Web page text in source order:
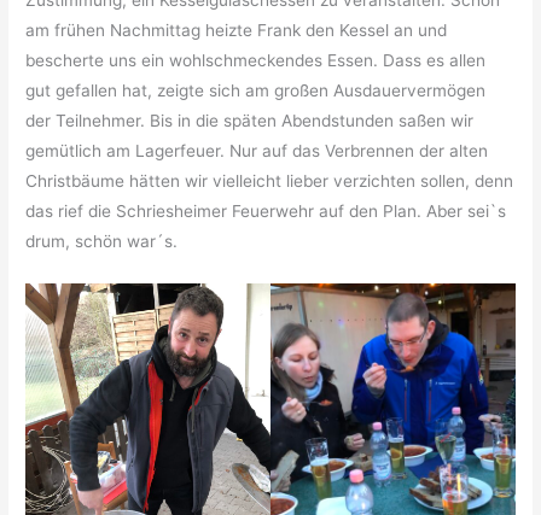
am frühen Nachmittag heizte Frank den Kessel an und
bescherte uns ein wohlschmeckendes Essen. Dass es allen
gut gefallen hat, zeigte sich am großen Ausdauervermögen
der Teilnehmer. Bis in die späten Abendstunden saßen wir
gemütlich am Lagerfeuer. Nur auf das Verbrennen der alten
Christbäume hätten wir vielleicht lieber verzichten sollen, denn
das rief die Schriesheimer Feuerwehr auf den Plan. Aber sei`s
drum, schön war´s.